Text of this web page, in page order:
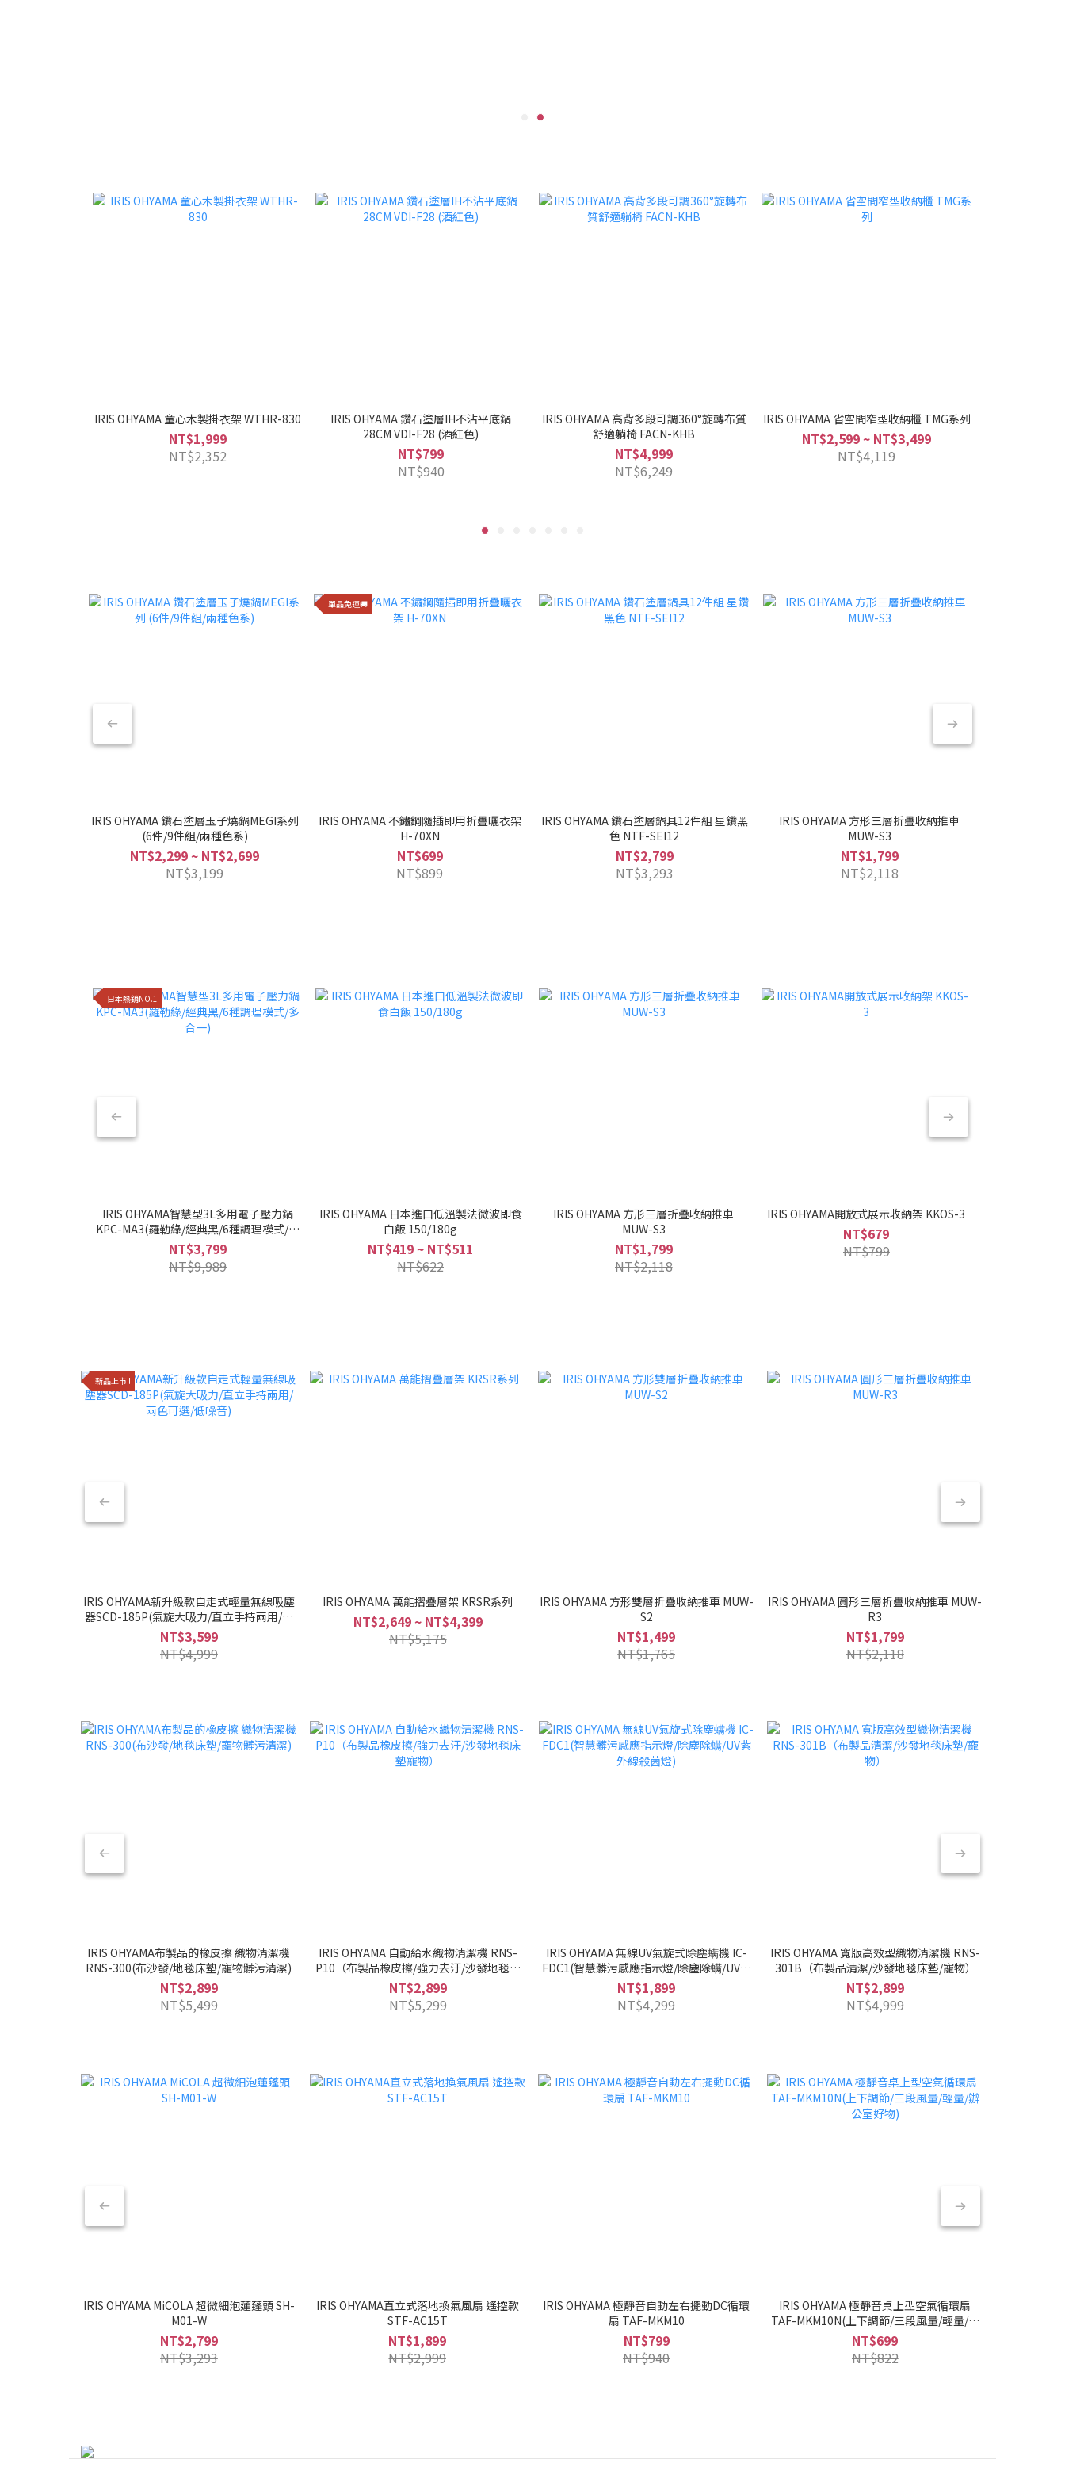
IRIS OHYAMA 童心木製掛衣架 WTHR-830
NT$1,999
NT$2,352
IRIS OHYAMA 鑽石塗層IH不沾平底鍋
28CM VDI-F28 (酒紅色)
NT$799
NT$940
IRIS OHYAMA 高背多段可調360°旋轉布質
舒適躺椅 FACN-KHB
NT$4,999
NT$6,249
IRIS OHYAMA 省空間窄型收納櫃 TMG系列
NT$2,599 ~ NT$3,499
NT$4,119
IRIS OHYAMA 鑽石塗層玉子燒鍋MEGI系列
(6件/9件組/兩種色系)
NT$2,299 ~ NT$2,699
NT$3,199
單品免運🚚
IRIS OHYAMA 不鏽鋼隨插即用折疊曬衣架
H-70XN
NT$699
NT$899
IRIS OHYAMA 鑽石塗層鍋具12件組 星鑽黑
色 NTF-SEI12
NT$2,799
NT$3,293
IRIS OHYAMA 方形三層折疊收納推車
MUW-S3
NT$1,799
NT$2,118
日本熱銷NO.1
IRIS OHYAMA智慧型3L多用電子壓力鍋
KPC-MA3(羅勒綠/經典黑/6種調理模式/多
合一)
NT$3,799
NT$9,989
IRIS OHYAMA 日本進口低溫製法微波即食
白飯 150/180g
NT$419 ~ NT$511
NT$622
IRIS OHYAMA 方形三層折疊收納推車
MUW-S3
NT$1,799
NT$2,118
IRIS OHYAMA開放式展示收納架 KKOS-3
NT$679
NT$799
新品上市 !
IRIS OHYAMA新升級款自走式輕量無線吸塵
器SCD-185P(氣旋大吸力/直立手持兩用/兩
色可選/低噪音)
NT$3,599
NT$4,999
IRIS OHYAMA 萬能摺疊層架 KRSR系列
NT$2,649 ~ NT$4,399
NT$5,175
IRIS OHYAMA 方形雙層折疊收納推車 MUW-
S2
NT$1,499
NT$1,765
IRIS OHYAMA 圓形三層折疊收納推車 MUW-
R3
NT$1,799
NT$2,118
IRIS OHYAMA布製品的橡皮擦 織物清潔機
RNS-300(布沙發/地毯床墊/寵物髒污清潔)
NT$2,899
NT$5,499
IRIS OHYAMA 自動給水織物清潔機 RNS-
P10（布製品橡皮擦/強力去汙/沙發地毯床
墊寵物）
NT$2,899
NT$5,299
IRIS OHYAMA 無線UV氣旋式除塵螨機 IC-
FDC1(智慧髒污感應指示燈/除塵除螨/UV紫
外線殺菌燈)
NT$1,899
NT$4,299
IRIS OHYAMA 寬版高效型織物清潔機 RNS-
301B（布製品清潔/沙發地毯床墊/寵物）
NT$2,899
NT$4,999
IRIS OHYAMA MiCOLA 超微細泡蓮蓬頭 SH-
M01-W
NT$2,799
NT$3,293
IRIS OHYAMA直立式落地換氣風扇 遙控款
STF-AC15T
NT$1,899
NT$2,999
IRIS OHYAMA 極靜音自動左右擺動DC循環
扇 TAF-MKM10
NT$799
NT$940
IRIS OHYAMA 極靜音桌上型空氣循環扇
TAF-MKM10N(上下調節/三段風量/輕量/辦
公室好物)
NT$699
NT$822